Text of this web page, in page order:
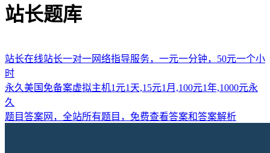
站长题库
站长在线站长一对一网络指导服务，一元一分钟，50元一个小
时
永久美国免备案虚拟主机1元1天,15元1月,100元1年,1000元永
久
题目答案网，全站所有题目，免费查看答案和答案解析